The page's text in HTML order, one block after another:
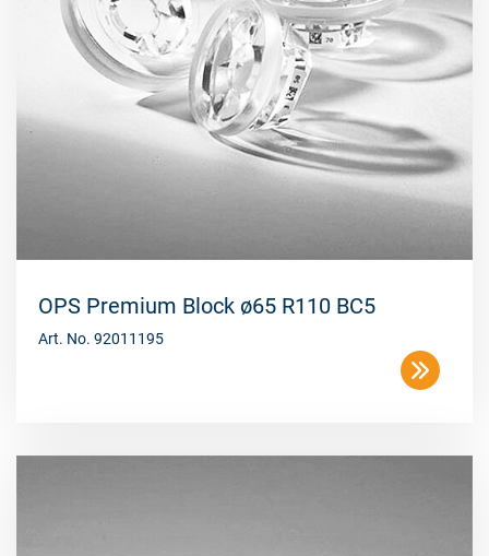
OPS Premium Block ø65 R110 BC5
Art. No. 92011195